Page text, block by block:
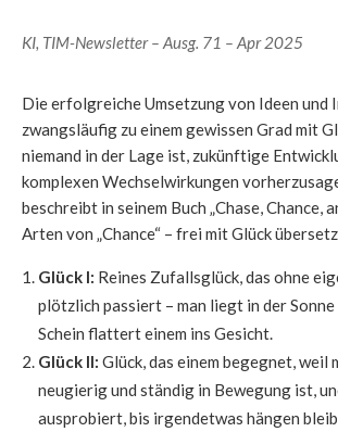
KI, TIM-Newsletter – Ausg. 71 – Apr 2025
Die erfolgreiche Umsetzung von Ideen und
zwangsläufig zu einem gewissen Grad mit
niemand in der Lage ist, zukünftige
komplexen Wechselwirkungen
beschreibt in seinem Buch „Chase, Chance,
Arten von „Chance“ – frei mit Glück
Glück I: Reines Zufallsglück, das ohne
plötzlich passiert – man liegt in der
Schein flattert einem ins Gesicht.
Glück II: Glück, das einem begegnet, weil
neugierig und ständig in Bewegung ist,
ausprobiert, bis irgendetwas hängen